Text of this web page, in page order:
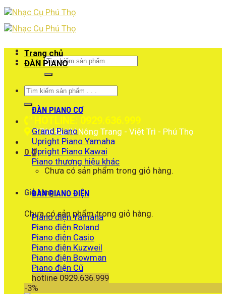
Skip
content
Tìm
kiếm:
Tìm
kiếm:
HOTLINE: 0929.636.999
1766 ĐLHV Nông Trang - Việt Trì - Phú Thọ
0 ₫
Chưa có sản phẩm trong giỏ hàng.
Giỏ hàng
Chưa có sản phẩm trong giỏ hàng.
Trang chủ
ĐÀN PIANO
ĐÀN PIANO CƠ
Grand Piano
Upright Piano Yamaha
Upright Piano Kawai
Piano thương hiệu khác
ĐÀN PIANO ĐIỆN
Piano điện Yamaha
Piano điện Roland
Piano điện Casio
Piano điện Kuzweil
Piano điện Bowman
Piano điện Cũ
hotline 0929.636.999
-3%